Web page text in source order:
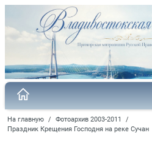
На главную / Фотоархив 2003-2011
/
Праздник Крещения Господня на реке Сучан